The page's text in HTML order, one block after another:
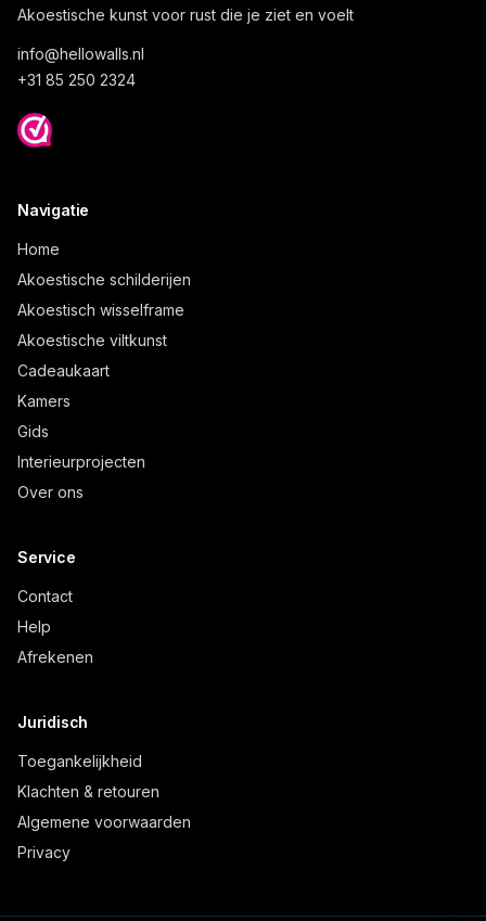
Akoestische kunst voor rust die je ziet en voelt
info@hellowalls.nl
+31 85 250 2324
Navigatie
Home
Akoestische schilderijen
Akoestisch wisselframe
Akoestische viltkunst
Cadeaukaart
Kamers
Gids
Interieurprojecten
Over ons
Service
Contact
Help
Afrekenen
Juridisch
Toegankelijkheid
Klachten & retouren
Algemene voorwaarden
Privacy